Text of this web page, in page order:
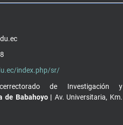
index.php/sr/
de Investigación y
de Babahoyo | Av. Universitaria, Km.